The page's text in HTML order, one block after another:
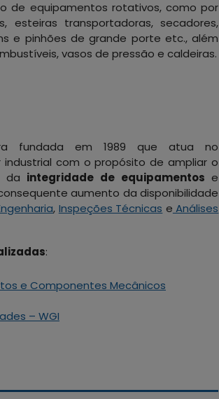
de equipamentos rotativos, como por
esteiras transportadoras, secadores,
e pinhões de grande porte etc., além
vasos de pressão e caldeiras.
fundada em 1989 que atua no
com o propósito de ampliar o
da integridade de equipamentos e
aumento da disponibilidade
, Inspeções Técnicas e Análises
:
e Componentes Mecânicos
– WGI